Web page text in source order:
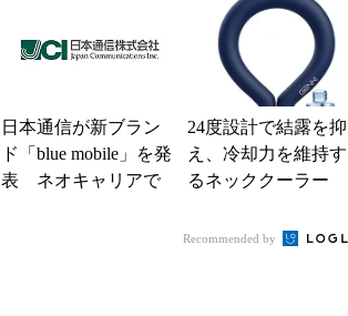
日本通信が新ブラン
ド「blue mobile」を発
表 ネオキャリアで
24度設計で結露を抑
え、冷却力を維持す
るネッククーラー
Recommended by